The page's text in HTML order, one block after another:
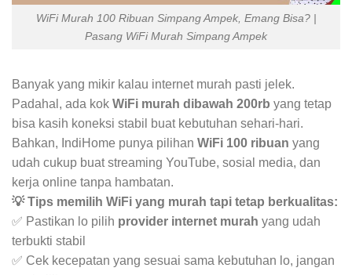
WiFi Murah 100 Ribuan Simpang Ampek, Emang Bisa? |
Pasang WiFi Murah Simpang Ampek
Banyak yang mikir kalau internet murah pasti jelek.
Padahal, ada kok WiFi murah dibawah 200rb yang tetap
bisa kasih koneksi stabil buat kebutuhan sehari-hari.
Bahkan, IndiHome punya pilihan WiFi 100 ribuan yang
udah cukup buat streaming YouTube, sosial media, dan
kerja online tanpa hambatan.
💡 Tips memilih WiFi yang murah tapi tetap berkualitas:
✅ Pastikan lo pilih provider internet murah yang udah
terbukti stabil
✅ Cek kecepatan yang sesuai sama kebutuhan lo, jangan